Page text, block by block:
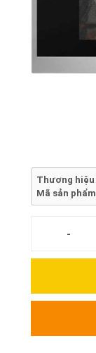
Thương hiệu
Mã sản phẩm